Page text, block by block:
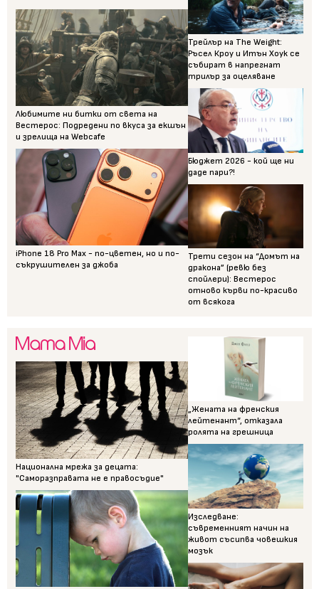
Любимите ни битки от света на
Вестерос: Подредени по вкуса за екшън
и зрелища на Webcafe
iPhone 18 Pro Max - по-цветен, но и по-
съкрушителен за джоба
Трейлър на The Weight:
Ръсел Кроу и Итън Хоук се
събират в напрегнат
трилър за оцеляване
Бюджет 2026 - кой ще ни
даде пари?!
Трети сезон на “Домът на
дракона” (ревю без
спойлери): Вестерос
отново кърви по-красиво
от всякога
Национална мрежа за децата:
"Саморазправата не е правосъдие"
„Жената на френския
лейтенант“, отказала
ролята на грешница
Изследване:
съвременният начин на
живот съсипва човешкия
мозък